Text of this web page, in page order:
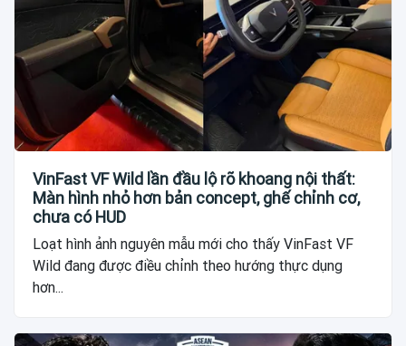
VinFast VF Wild lần đầu lộ rõ khoang nội thất:
Màn hình nhỏ hơn bản concept, ghế chỉnh cơ,
chưa có HUD
Loạt hình ảnh nguyên mẫu mới cho thấy VinFast VF
Wild đang được điều chỉnh theo hướng thực dụng
hơn...